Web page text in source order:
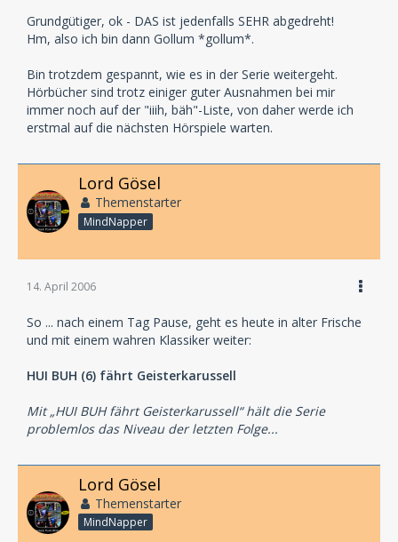
Grundgütiger, ok - DAS ist jedenfalls SEHR abgedreht!
Hm, also ich bin dann Gollum *gollum*.
Bin trotzdem gespannt, wie es in der Serie weitergeht.
Hörbücher sind trotz einiger guter Ausnahmen bei mir
immer noch auf der "iiih, bäh"-Liste, von daher werde ich
erstmal auf die nächsten Hörspiele warten.
Lord Gösel
Themenstarter
MindNapper
14. April 2006
So ... nach einem Tag Pause, geht es heute in alter Frische
und mit einem wahren Klassiker weiter:
HUI BUH (6) fährt Geisterkarussell
Mit „HUI BUH fährt Geisterkarussell“ hält die Serie
problemlos das Niveau der letzten Folge...
Lord Gösel
Themenstarter
MindNapper